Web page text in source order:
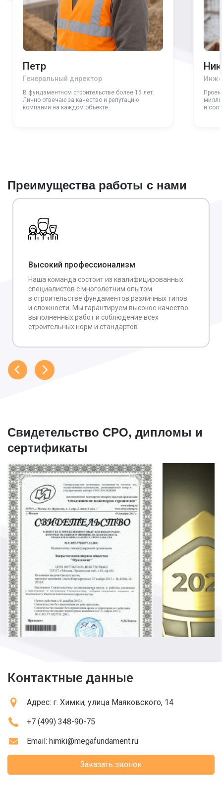
Петр
Генеральный директор
В фундаментном строительстве более 15 лет.
Лично отвечаю за качество и репутацию
компании на каждом объекте.
и
Преимущества работы с нами
Высокий профессионализм
Наша команда состоит из квалифицированных
специалистов с многолетним опытом
в строительстве фундаментов различных типов
и сложности. Мы гарантируем высокое качество
выполненных работ и соблюдение всех
строительных норм и стандартов.
Свидетельство СРО, дипломы и
сертификаты
Контактные данные
Адрес: г. Химки, улица Маяковского, 14
+7 (499) 348-90-75
Email: himki@megafundament.ru
Заказать звонок